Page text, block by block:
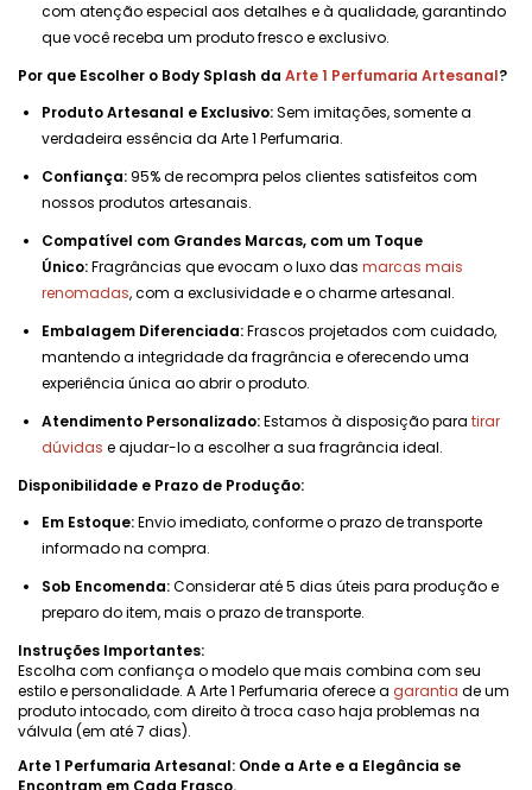
com atenção especial aos detalhes e à qualidade, garantindo
que você receba um produto fresco e exclusivo.
Por que Escolher o Body Splash da Arte 1 Perfumaria Artesanal?
Produto Artesanal e Exclusivo:Sem imitações, somente a
verdadeira essência da Arte 1 Perfumaria.
Confiança: 95% de recompra pelos clientes satisfeitos com
nossos produtos artesanais.
Compatível com Grandes Marcas, com um Toque
Único:Fragrâncias que evocam o luxo das marcas mais
renomadas, com a exclusividade e o charme artesanal.
Embalagem Diferenciada:Frascos projetados com cuidado,
mantendo a integridade da fragrância e oferecendo uma
experiência única ao abrir o produto.
Atendimento Personalizado:Estamos à disposição para tirar
dúvidas e ajudar-lo a escolher a sua fragrância ideal.
Disponibilidade e Prazo de Produção:
Em Estoque:Envio imediato, conforme o prazo de transporte
informado na compra.
Sob Encomenda:Considerar até 5 dias úteis para produção e
preparo do item, mais o prazo de transporte.
Instruções Importantes:
Escolha com confiança o modelo que mais combina com seu
estilo e personalidade. A Arte 1 Perfumaria oferece a garantia de um
produto intocado, com direito à troca caso haja problemas na
válvula (em até 7 dias).
Arte 1 Perfumaria Artesanal: Onde a Arte e a Elegância se
Encontram em Cada Frasco.